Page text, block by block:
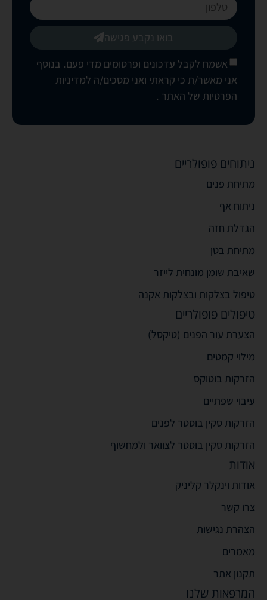
אשמח לקבל עדכונים ופרסומים מדי פעם. בנוסף
אני מאשר/ת כי קראתי ואני מסכים/ה למדיניות
הפרטיות של האתר .
בואו נקבע פגישה
ניתוחים פופולריים
מתיחת פנים
ניתוח אף
הגדלת חזה
מתיחת בטן
שאיבת שומן מונחית לייזר
טיפול בצלקות ובצלקות אקנה
טיפולים פופולריים
הצערת עור הפנים (טיקסל)
מילוי קמטים
הזרקות בוטוקס
עיבוי שפתיים
הזרקות סקין בוסטר לפנים
הזרקות סקין בוסטר לצוואר ולמחשוף
אודות
אודות וינקלר קליניק
צרו קשר
הצהרת נגישות
מאמרים
תקנון אתר
המרפאות שלנו